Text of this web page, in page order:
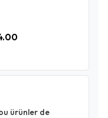
ürünler de